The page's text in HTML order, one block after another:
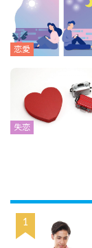
恋愛
失恋